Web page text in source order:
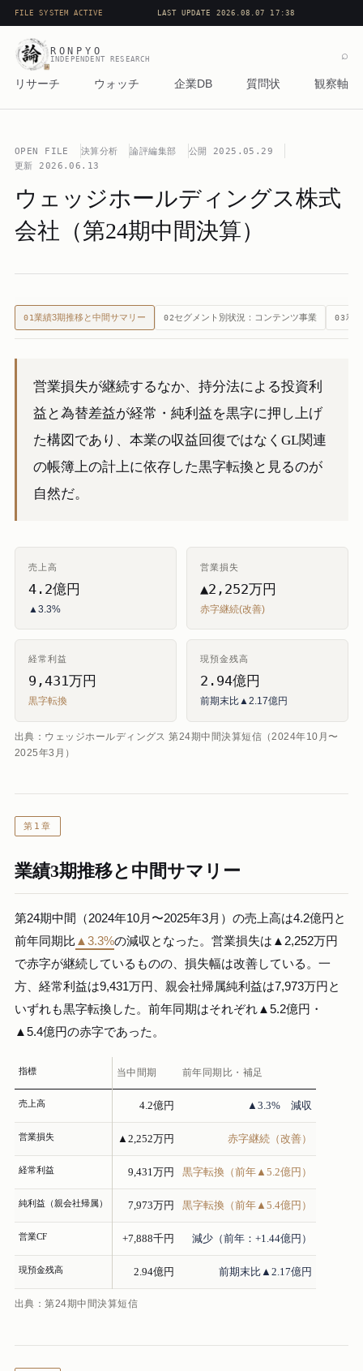
FILE SYSTEM ACTIVE LAST UPDATE 2026.08.07 17:38
RONPYO
INDEPENDENT RESEARCH
リサーチ ウォッチ 企業DB 質問状 観察軸
⌕
OPEN FILE 決算分析 論評編集部 公開 2025.05.29
更新 2026.06.13
ウェッジホールディングス株式
会社（第24期中間決算）
01業績3期推移と中間サマリー 02セグメント別状況：コンテンツ事業 03利
営業損失が継続するなか、持分法による投資利
益と為替差益が経常・純利益を黒字に押し上げ
た構図であり、本業の収益回復ではなくGL関連
の帳簿上の計上に依存した黒字転換と見るのが
自然だ。
売上高
4.2億円
▲3.3%
営業損失
▲2,252万円
赤字継続(改善)
経常利益
9,431万円
黒字転換
現預金残高
2.94億円
前期末比▲2.17億円
出典：ウェッジホールディングス 第24期中間決算短信（2024年10月〜
2025年3月）
第1章
業績3期推移と中間サマリー
第24期中間（2024年10月〜2025年3月）の売上高は4.2億円と
前年同期比 ▲3.3%の減収となった。営業損失は▲2,252万円
で赤字が継続しているものの、損失幅は改善している。一
方、経常利益は9,431万円、親会社帰属純利益は7,973万円と
いずれも黒字転換した。前年同期はそれぞれ▲5.2億円・
▲5.4億円の赤字であった。
指標 当中間期 前年同期比・補足
売上高 4.2億円 ▲3.3% 減収
営業損失 ▲2,252万円 赤字継続（改善）
経常利益 9,431万円 黒字転換（前年▲5.2億円）
純利益（親会社帰属） 7,973万円 黒字転換（前年▲5.4億円）
営業CF +7,888千円 減少（前年：+1.44億円）
現預金残高 2.94億円 前期末比▲2.17億円
出典：第24期中間決算短信